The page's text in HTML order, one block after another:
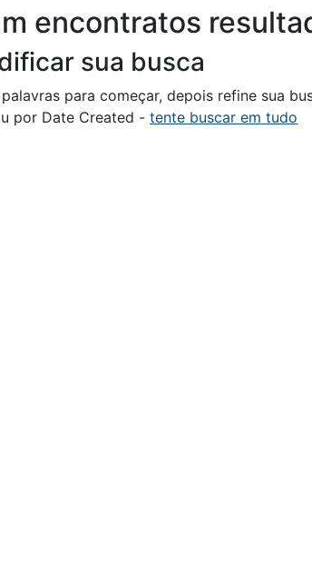
da Busca
encontratos
sua busca
para começar, depois refine sua
por Date Created - tente buscar em tudo